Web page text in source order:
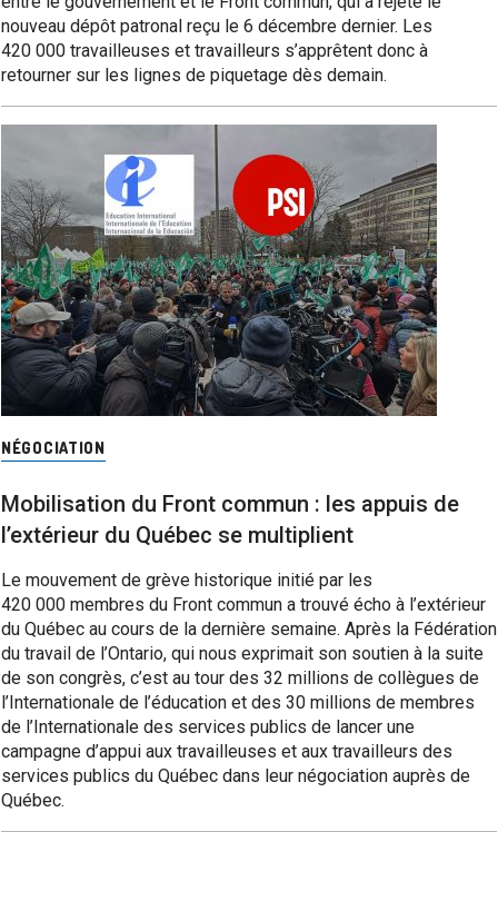
nouveau dépôt patronal reçu le 6 décembre dernier. Les
420 000 travailleuses et travailleurs s’apprêtent donc à
retourner sur les lignes de piquetage dès demain.
NÉGOCIATION
Mobilisation du Front commun : les appuis de
l’extérieur du Québec se multiplient
Le mouvement de grève historique initié par les
420 000 membres du Front commun a trouvé écho à l’extérieur
du Québec au cours de la dernière semaine. Après la Fédération
du travail de l’Ontario, qui nous exprimait son soutien à la suite
de son congrès, c’est au tour des 32 millions de collègues de
l’Internationale de l’éducation et des 30 millions de membres
de l’Internationale des services publics de lancer une
campagne d’appui aux travailleuses et aux travailleurs des
services publics du Québec dans leur négociation auprès de
Québec.